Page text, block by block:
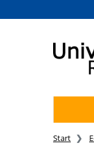
zum Inhalt
Start